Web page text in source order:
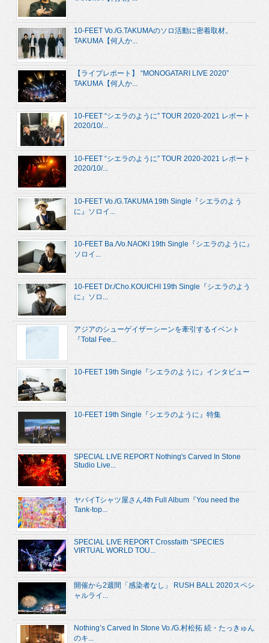
10-FEET Vo./G.TAKUMAのソロ活動に密着取材。
TAKUMA【何人か...
【ライブレポート】 “MONOGATARI LIVE 2020”
TAKUMA【何人か...
10-FEET “シエラのように” TOUR 2020-2021 レポート
2020/10/...
10-FEET “シエラのように” TOUR 2020-2021 レポート
2020/10/...
10-FEET Vo./G.TAKUMA 19th Single『シエラのよう
に』ソロイ...
10-FEET Ba./Vo.NAOKI 19th Single『シエラのように』
ソロイ...
10-FEET Dr./Cho.KOUICHI 19th Single『シエラのよう
に』ソロ...
アジアのシューゲイザーシーンを牽引するイベント
『Total Fee...
10-FEET 19th Single『シエラのように』インタビュー
10-FEET 19th Single『シエラのように』特集
SPECIAL LIVE REPORT Nothing's Carved In Stone
Studio Live...
ヤバイTシャツ屋さん4th Full Album『You need the
Tank-top...
SPECIAL LIVE REPORT Crossfaith “SPECIES
VIRTUAL WORLD TOU...
開催から2週間「感染者なし」 RUSH BALL 2020スペシ
ャルライ...
Nothing’s Carved In Stone Vo./G.村松拓 続・たっきゅん
のキ...